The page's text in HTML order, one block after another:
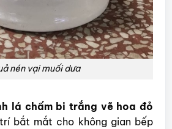
nén vại muối dưa
lá chấm bi trắng vẽ hoa đỏ
bắt mắt cho không gian bếp